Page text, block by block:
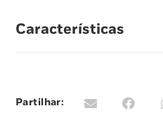
Características
Partilhar: